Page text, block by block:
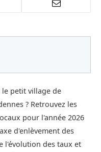
le petit village de
? Retrouvez les
pour l'année 2026
d'enlèvement des
l'évolution des taux et